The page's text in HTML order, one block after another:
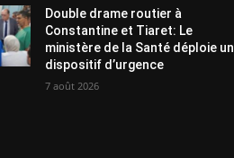
Double drame routier à
Constantine et Tiaret: Le
ministère de la Santé déploie un
dispositif d’urgence
7 août 2026